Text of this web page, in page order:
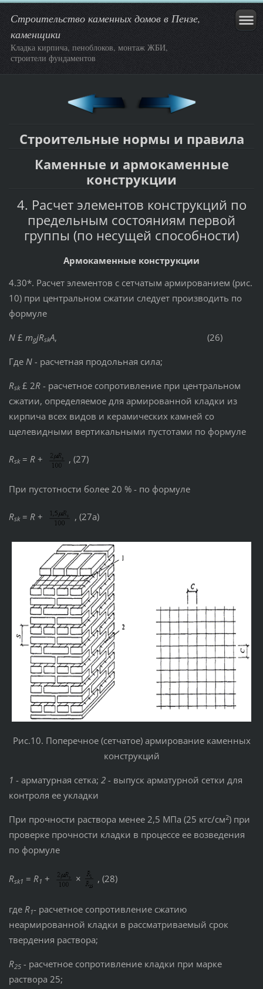
Строительство каменных домов в Пензе,
каменщики
Кладка кирпича, пеноблоков, монтаж ЖБИ,
строители фундаментов
Строительные нормы и правила
Каменные и армокаменные
конструкции
4. Расчет элементов конструкций по
предельным состояниям первой
группы (по несущей способности)
Армокаменные конструкции
4.30*. Расчет элементов с сетчатым армированием (рис.
10) при центральном сжатии следует производить по
формуле
N £ mgjRskA, (26)
Где N - расчетная продольная сила;
Rsk £ 2R - расчетное сопротивление при центральном
сжатии, определяемое для армированной кладки из
кирпича всех видов и керамических камней со
щелевидными вертикальными пустотами по формуле
Rsk= R+ , (27)
При пустотности более 20 % - по формуле
Rsk = R+ , (27а)
Рис.10. Поперечное (сетчатое) армирование каменных
конструкций
1 - арматурная сетка; 2 - выпуск арматурной сетки для
контроля ее укладки
При прочности раствора менее 2,5 МПа (25 кгс/см2) при
проверке прочности кладки в процессе ее возведения
по формуле
Rsk1 = R1 + × , (28)
гдеR1- расчетное сопротивление сжатию
неармированной кладки в рассматриваемый срок
твердения раствора;
R25- расчетное сопротивление кладки при марке
раствора 25;